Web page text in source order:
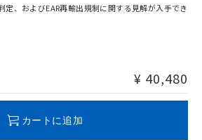
在する可能性があります。
定、およびEAR再輸出規制に関する見解が入手でき
¥ 40,480
カートに追加